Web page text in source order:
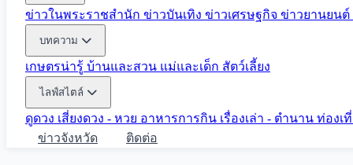
ข่าวในพระราชสำนัก ข่าวบันเทิง ข่าวเศรษฐกิจ ข่าวยานยนต์
บทความ
เกษตรน่ารู้ บ้านและสวน แม่และเด็ก สัตว์เลี้ยง
ไลฟ์สไตล์
ดูดวง เสี่ยงดวง - หวย อาหารการกิน เรื่องเล่า - ตำนาน ท่องเ
ข่าวจังหวัด
ติดต่อ